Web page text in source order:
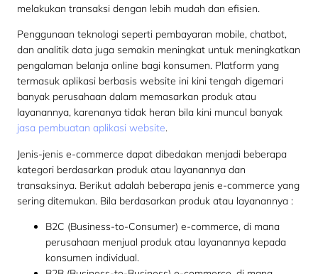
melakukan transaksi dengan lebih mudah dan efisien.
Penggunaan teknologi seperti pembayaran mobile, chatbot,
dan analitik data juga semakin meningkat untuk meningkatkan
pengalaman belanja online bagi konsumen. Platform yang
termasuk aplikasi berbasis website ini kini tengah digemari
banyak perusahaan dalam memasarkan produk atau
layanannya, karenanya tidak heran bila kini muncul banyak
jasa pembuatan aplikasi website.
Jenis-jenis e-commerce dapat dibedakan menjadi beberapa
kategori berdasarkan produk atau layanannya dan
transaksinya. Berikut adalah beberapa jenis e-commerce yang
sering ditemukan. Bila berdasarkan produk atau layanannya :
B2C (Business-to-Consumer) e-commerce, di mana
perusahaan menjual produk atau layanannya kepada
konsumen individual.